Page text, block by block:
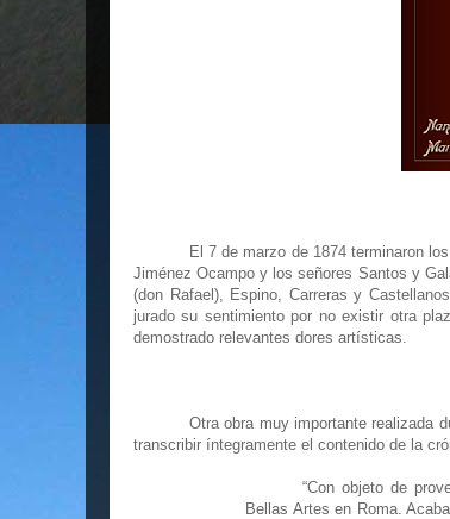
El 7 de marzo de 1874 terminaron
Jiménez Ocampo y los señores Santos y
(don Rafael), Espino, Carreras y
jurado su sentimiento por no existir otra
demostrado relevantes dores artísticas.
Otra obra muy importante realizada
transcribir íntegramente el contenido de la
“Con objeto de
Bellas Artes en Roma.